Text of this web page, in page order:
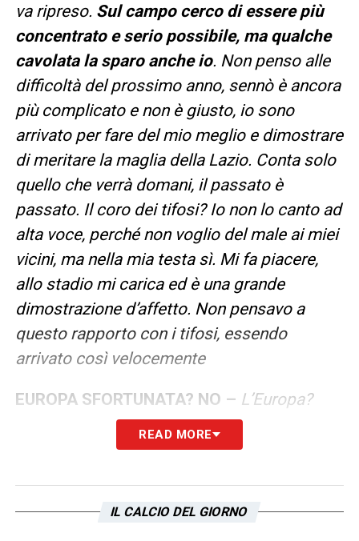
va ripreso. Sul campo cerco di essere più
concentrato e serio possibile, ma qualche
cavolata la sparo anche io. Non penso alle
difficoltà del prossimo anno, sennò è ancora
più complicato e non è giusto, io sono
arrivato per fare del mio meglio e dimostrare
di meritare la maglia della Lazio. Conta solo
quello che verrà domani, il passato è
passato. Il coro dei tifosi? Io non lo canto ad
alta voce, perché non voglio del male ai miei
vicini, ma nella mia testa sì. Mi fa piacere,
allo stadio mi carica ed è una grande
dimostrazione d’affetto. Non pensavo a
questo rapporto con i tifosi, essendo
arrivato così velocemente
EUROPA SFORTUNATA? NO – L’Europa?
Non si può dire che in coppa abbiamo fatto
bene come in campionato,penso che per
passaggio del turno . Si potevano evitare
READ MORE
IL CALCIO DEL GIORNO